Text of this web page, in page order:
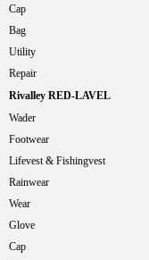
Cap
Bag
Utility
Repair
Rivalley RED-LAVEL
Wader
Footwear
Lifevest & Fishingvest
Rainwear
Wear
Glove
Cap